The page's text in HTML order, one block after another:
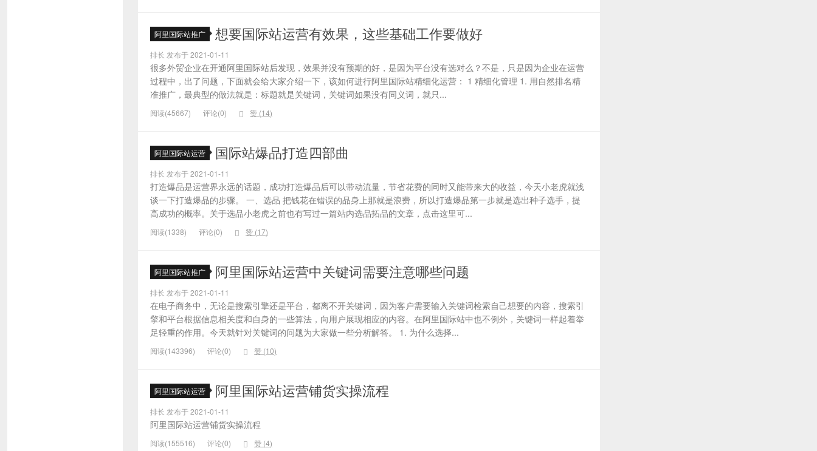
阿里国际站推广 想要国际站运营有效果，这些基础工作要做好
排长 发布于 2021-01-11
很多外贸企业在开通阿里国际站后发现，效果并没有预期的好，是因为平台没有选对么？不是，只是因为企业在运营
过程中，出了问题，下面就会给大家介绍一下，该如何进行阿里国际站精细化运营： 1 精细化管理 1. 用自然排名精
准推广，最典型的做法就是：标题就是关键词，关键词如果没有同义词，就只...
阅读(45667) 评论(0) 赞 (14)
阿里国际站运营 国际站爆品打造四部曲
排长 发布于 2021-01-11
打造爆品是运营界永远的话题，成功打造爆品后可以带动流量，节省花费的同时又能带来大的收益，今天小老虎就浅
谈一下打造爆品的步骤。 一、选品 把钱花在错误的品身上那就是浪费，所以打造爆品第一步就是选出种子选手，提
高成功的概率。关于选品小老虎之前也有写过一篇站内选品拓品的文章，点击这里可...
阅读(1338) 评论(0) 赞 (17)
阿里国际站推广 阿里国际站运营中关键词需要注意哪些问题
排长 发布于 2021-01-11
在电子商务中，无论是搜索引擎还是平台，都离不开关键词，因为客户需要输入关键词检索自己想要的内容，搜索引
擎和平台根据信息相关度和自身的一些算法，向用户展现相应的内容。在阿里国际站中也不例外，关键词一样起着举
足轻重的作用。今天就针对关键词的问题为大家做一些分析解答。 1. 为什么选择...
阅读(143396) 评论(0) 赞 (10)
阿里国际站运营 阿里国际站运营铺货实操流程
排长 发布于 2021-01-11
阿里国际站运营铺货实操流程
阅读(155516) 评论(0) 赞 (4)